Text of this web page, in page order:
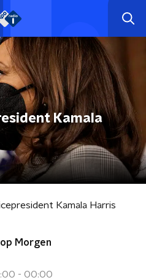
Kamala
Kamala Harris
Morgen
- 00:00